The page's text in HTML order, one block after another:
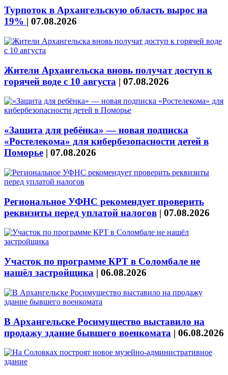
Турпоток в Архангельскую область вырос на
19% | 07.08.2026
Жители Архангельска вновь получат доступ к
горячей воде с 10 августа | 07.08.2026
«Защита для ребёнка» — новая подписка
«Ростелекома» для кибербезопасности детей в
Поморье | 07.08.2026
Региональное УФНС рекомендует проверить
реквизиты перед уплатой налогов | 07.08.2026
Участок по программе КРТ в Соломбале не
нашёл застройщика | 06.08.2026
В Архангельске Росимущество выставило на
продажу здание бывшего военкомата | 06.08.2026